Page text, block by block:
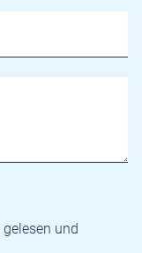
gelesen und